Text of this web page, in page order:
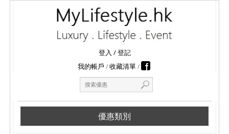
登入 /登記
我的帳戶
收藏清單
優惠類別